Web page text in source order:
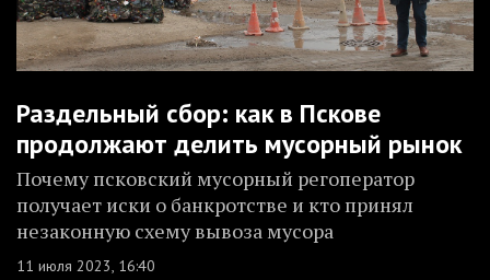
Раздельный сбор: как в Пскове
продолжают делить мусорный рынок
Почему псковский мусорный регоператор
получает иски о банкротстве и кто принял
незаконную схему вывоза мусора
11 июля 2023, 16:40